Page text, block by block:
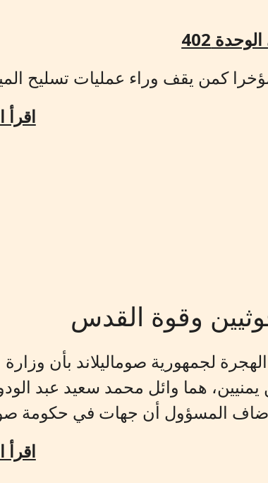
402
اقرأ
وقوة القدس
لجمهورية صوماليلاند بأن وزارة
هما وائل محمد سعيد عبد
اقرأ